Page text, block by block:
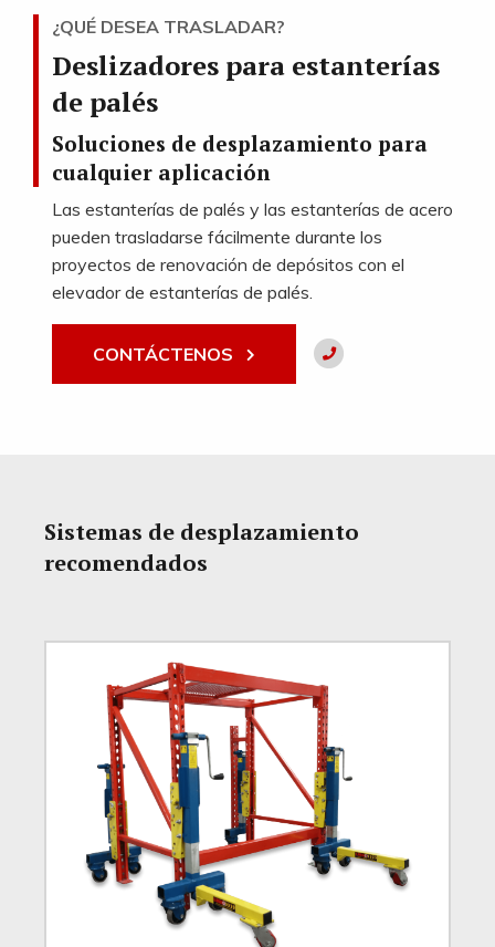
¿QUÉ DESEA TRASLADAR?
Deslizadores para estanterías
de palés
Soluciones de desplazamiento para
cualquier aplicación
Las estanterías de palés y las estanterías de acero
pueden trasladarse fácilmente durante los
proyectos de renovación de depósitos con el
elevador de estanterías de palés.
CONTÁCTENOS
Sistemas de desplazamiento
recomendados